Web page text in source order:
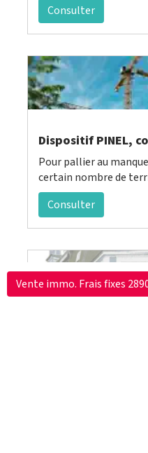
Consulter
Dispositif PINEL,
Pour pallier au
certain nombre de
Consulter
Vente immo. Frais fixes